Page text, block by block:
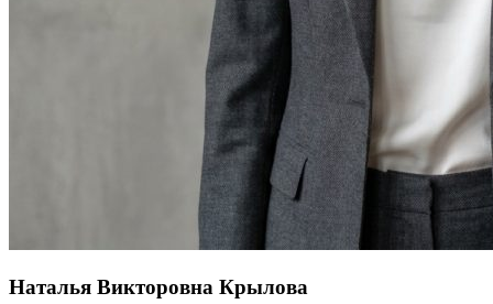
Наталья Викторовна Крылова